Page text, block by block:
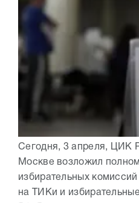
Сегодня, 3 апреля, ЦИК
Москве возложил
избирательных
на ТИКи и